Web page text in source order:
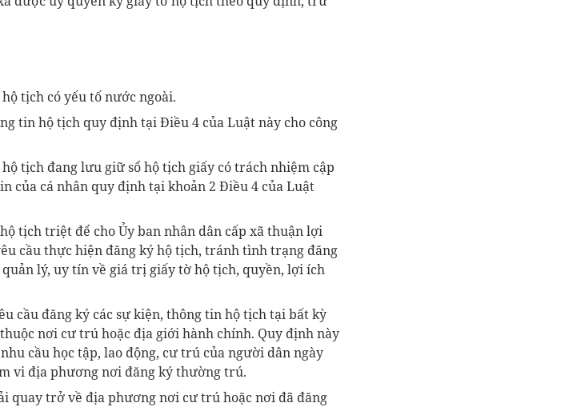
tịch có yếu tố nước ngoài.
tin hộ tịch quy định tại Điều 4 của Luật này cho công
tịch đang lưu giữ sổ hộ tịch giấy có trách nhiệm cập
của cá nhân quy định tại khoản 2 Điều 4 của Luật
tịch triệt để cho Ủy ban nhân dân cấp xã thuận lợi
cầu thực hiện đăng ký hộ tịch, tránh tình trạng đăng
lý, uy tín về giá trị giấy tờ hộ tịch, quyền, lợi ích
cầu đăng ký các sự kiện, thông tin hộ tịch tại bất kỳ
nơi cư trú hoặc địa giới hành chính. Quy định này
cầu học tập, lao động, cư trú của người dân ngày
vi địa phương nơi đăng ký thường trú.
quay trở về địa phương nơi cư trú hoặc nơi đã đăng